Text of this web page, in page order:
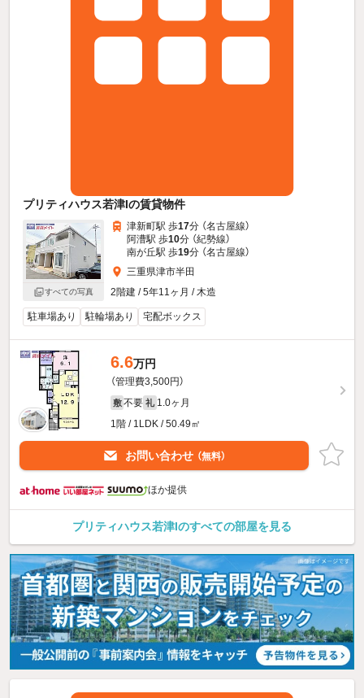
プリティハウス若津Iの賃貸物件
すべての写真
津新町駅 歩17分 （名古屋線）
阿漕駅 歩10分 （紀勢線）
南が丘駅 歩19分 （名古屋線）
三重県津市半田
2階建 / 5年11ヶ月 / 木造
駐車場あり 駐輪場あり 宅配ボックス
6.6万円
（管理費3,500円）
敷 不要 礼 1.0ヶ月
1階 / 1LDK / 50.49㎡
お問い合わせ （無料）
ほか提供
プリティハウス若津Iのすべての部屋を見る